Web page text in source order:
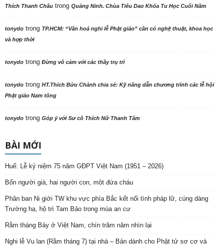
Thích Thanh Châu trong Quảng Ninh. Chùa Tiêu Dao Khóa Tu Học Cuối Năm
tonydo trong TP.HCM: “Văn hoá nghi lễ Phật giáo” cần có nghệ thuật, khoa học
và hợp thời
tonydo trong Đừng vô cảm với các thầy trụ trì
tonydo trong HT.Thích Bửu Chánh chia sẻ: Kỹ năng dẫn chương trình các lễ hội
Phật giáo Nam tông
tonydo trong Góp ý với Sư cô Thích Nữ Thanh Tâm
BÀI MỚI
Huế: Lễ kỷ niệm 75 năm GĐPT Việt Nam (1951 – 2026)
Bốn người già, hai người con, một đứa cháu
Phân ban Ni giới TW khu vực phía Bắc kết nối tình pháp lữ, cúng dàng
Trường hạ, hộ trì Tam Bảo trong mùa an cư
Rằm tháng Bảy ở Việt Nam, chín trăm năm nhìn lại
Nghi lễ Vu lan (Rằm tháng 7) tại nhà – Bản dành cho Phật tử sơ cơ và